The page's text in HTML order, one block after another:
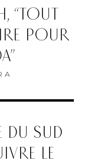
“TOUT
POUR
DU SUD
LE